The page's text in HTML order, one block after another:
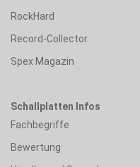
RockHard
Record-Collector
Spex Magazin
Schallplatten Infos
Fachbegriffe
Bewertung